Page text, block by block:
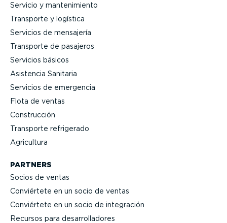
Servicio y mante­ni­miento
Transporte y logística
Servicios de mensajería
Transporte de pasajeros
Servicios básicos
Asistencia Sanitaria
Servicios de emergencia
Flota de ventas
Construcción
Transporte refrigerado
Agricultura
PARTNERS
Socios de ventas
Conviértete en un socio de ventas
Conviértete en un socio de integración
Recursos para desarro­lla­dores